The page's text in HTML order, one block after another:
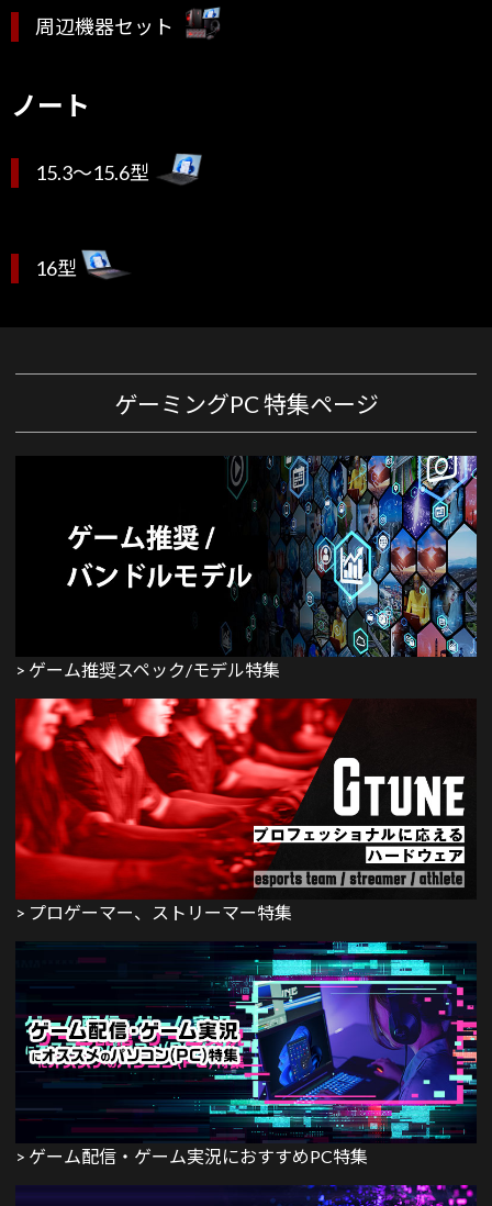
周辺機器セット
ノート
15.3～15.6型
16型
ゲーミングPC 特集ページ
> ゲーム推奨スペック/モデル特集
> プロゲーマー、ストリーマー特集
> ゲーム配信・ゲーム実況におすすめPC特集